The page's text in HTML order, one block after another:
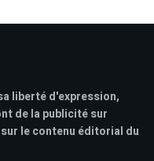
liberté d'expression,
de la publicité sur
le contenu éditorial du